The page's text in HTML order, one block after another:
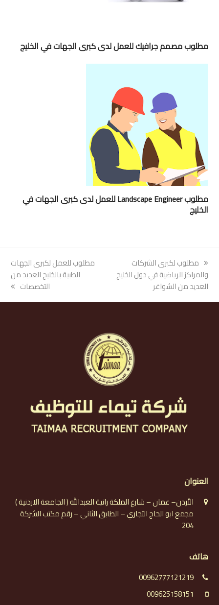
مطلوب مصمم جرافيك للعمل لدى كبرى الجهات في الخليج
مطلوب Landscape Engineer للعمل لدى كبرى الجهات في
الخليج
previous
post:
مطلوب لكبرى الشركات
والمراكز الرياضية في دول الخليج
العديد من الشواغر
next
مطلوب للعمل لكبرى الجهات
الطبية بالخليج العديد من
التخصصات
العنوان
الأردن– عمان – شارع الملكة رانية العبدالله ( الجامعة الاردنية )
مجمع ابو الحاج التجاري – الطابق الثاني – رقم مكتب الشركة
204
هاتف
00962777121219
009625158151